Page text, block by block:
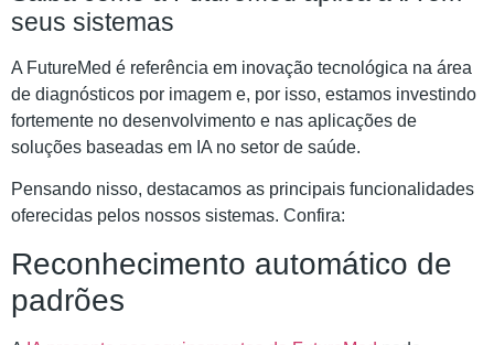
seus sistemas
A FutureMed é referência em inovação tecnológica na área
de diagnósticos por imagem e, por isso, estamos investindo
fortemente no desenvolvimento e nas aplicações de
soluções baseadas em IA no setor de saúde.
Pensando nisso, destacamos as principais funcionalidades
oferecidas pelos nossos sistemas. Confira:
Reconhecimento automático de
padrões